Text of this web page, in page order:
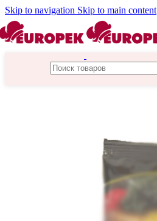
Skip to navigation Skip to main content